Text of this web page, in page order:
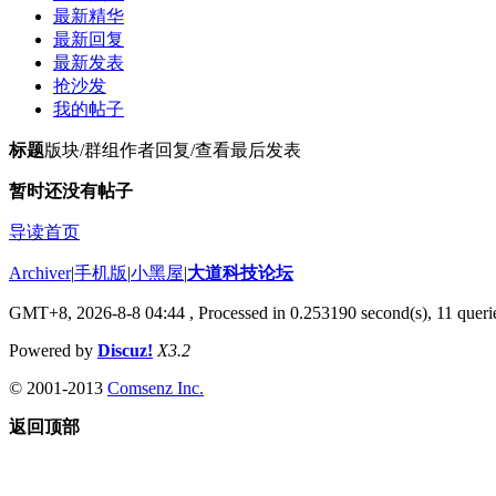
最新精华
最新回复
最新发表
抢沙发
我的帖子
标题版块/群组作者回复/查看最后发表
暂时还没有帖子
导读首页
Archiver|手机版|小黑屋|大道科技论坛
GMT+8, 2026-8-8 04:44 , Processed in 0.253190 second(s), 11
Powered by Discuz! X3.2
© 2001-2013 Comsenz Inc.
返回顶部